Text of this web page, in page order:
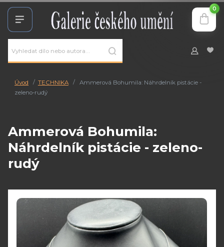
0
Úvod TECHNIKA
Ammerová Bohumila: Náhrdelník pistácie -
zeleno-rudý
Ammerová Bohumila:
Náhrdelník pistácie - zeleno-
rudý